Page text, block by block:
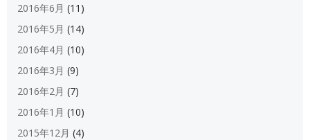
2016年6月 (11)
2016年5月 (14)
2016年4月 (10)
2016年3月 (9)
2016年2月 (7)
2016年1月 (10)
2015年12月 (4)